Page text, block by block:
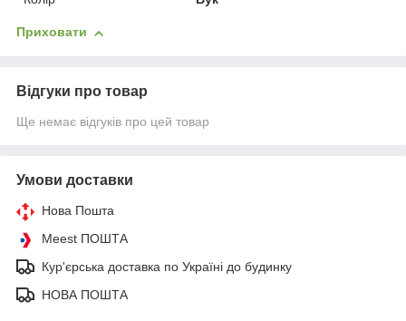
Приховати
Відгуки про товар
Ще немає відгуків про цей товар
Умови доставки
Нова Пошта
Meest ПОШТА
Кур'єрська доставка по Україні до будинку
НОВА ПОШТА